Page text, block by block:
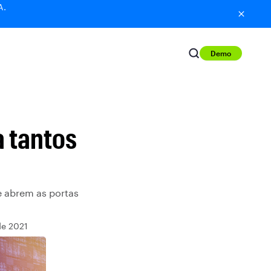
Demo
tantos
as portas
2021